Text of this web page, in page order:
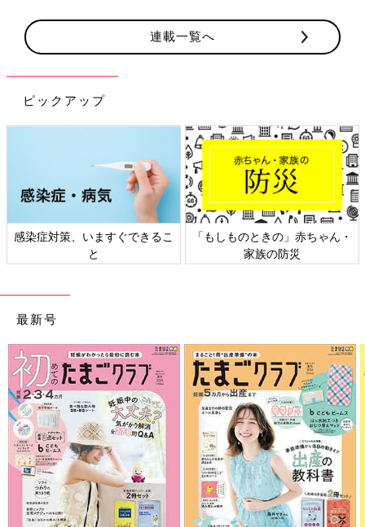
連載一覧へ
ピックアップ
感染症対策、いますぐできるこ
と
「もしものときの」赤ちゃん・
家族の防災
最新号